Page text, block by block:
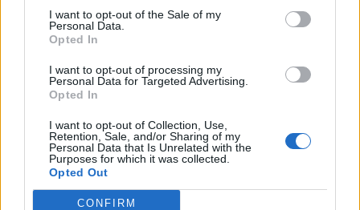
I want to opt-out of the Sale of my
Personal Data.
Opted In
I want to opt-out of processing my
Personal Data for Targeted Advertising.
Opted In
I want to opt-out of Collection, Use,
Retention, Sale, and/or Sharing of my
Personal Data that Is Unrelated with the
Purposes for which it was collected.
Opted Out
CONFIRM
Από τον Άρη μέχρι το μέλλον: Τι ψάχνουμε
πραγματικά στο διάστημα
31.03.26
Η κουβέντα για το Διάστημα είναι πάντα ανοιχτή κι ας
μονοπωλεί σήμερα ο πόλεμος. Ας δούμε μία ενδιαφέρουσα
προσέγγιση.